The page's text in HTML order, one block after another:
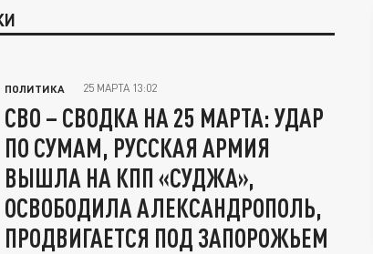
ПОЛИТИКА 25 МАРТА 13:02
СВО – СВОДКА НА 25 МАРТА: УДАР
ПО СУМАМ, РУССКАЯ АРМИЯ
ВЫШЛА НА КПП «СУДЖА»,
ОСВОБОДИЛА АЛЕКСАНДРОПОЛЬ,
ПРОДВИГАЕТСЯ ПОД ЗАПОРОЖЬЕМ